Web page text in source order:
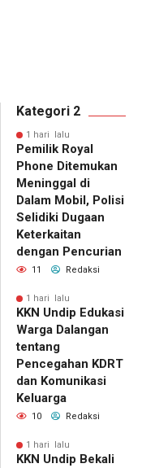
Kategori 2
1 hari lalu
Pemilik Royal
Phone Ditemukan
Meninggal di
Dalam Mobil, Polisi
Selidiki Dugaan
Keterkaitan
dengan Pencurian
11 Redaksi
1 hari lalu
KKN Undip Edukasi
Warga Dalangan
tentang
Pencegahan KDRT
dan Komunikasi
Keluarga
10 Redaksi
1 hari lalu
KKN Undip Bekali